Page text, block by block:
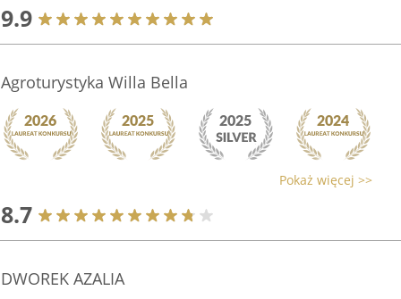
9.9
Agroturystyka Willa Bella
Pokaż więcej >>
8.7
DWOREK AZALIA